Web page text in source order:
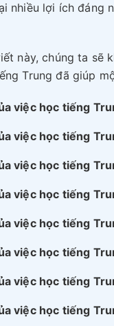
nhiều lợi ích đáng
này, chúng ta sẽ
Trung đã giúp
việc học tiếng
việc học tiếng
việc học tiếng
việc học tiếng
việc học tiếng
việc học tiếng
việc học tiếng
việc học tiếng